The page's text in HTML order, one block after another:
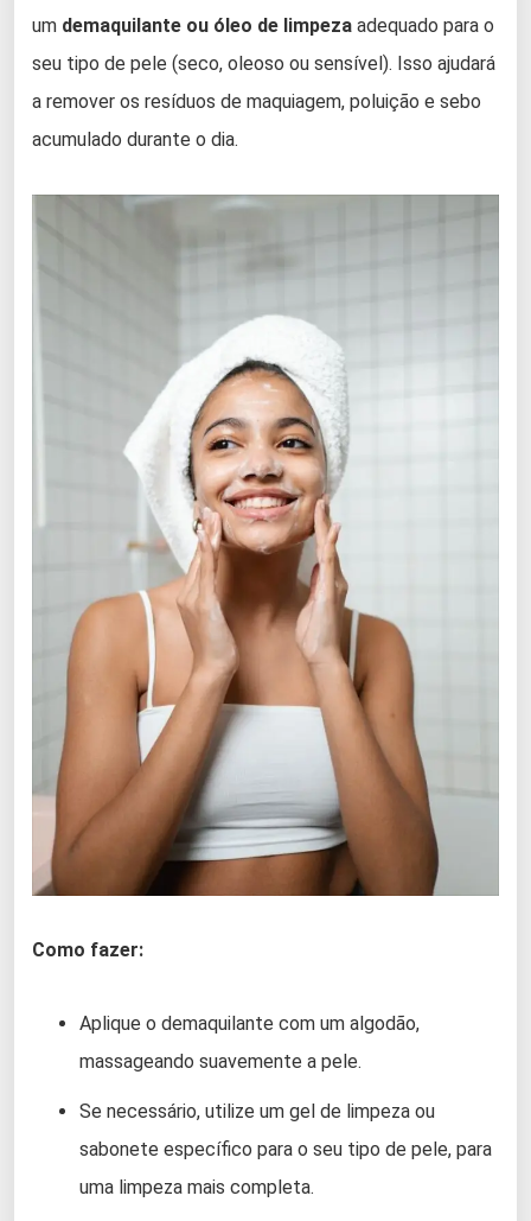
um demaquilante ou óleo de limpeza adequado para o
seu tipo de pele (seco, oleoso ou sensível). Isso ajudará
a remover os resíduos de maquiagem, poluição e sebo
acumulado durante o dia.
Como fazer:
Aplique o demaquilante com um algodão,
massageando suavemente a pele.
Se necessário, utilize um gel de limpeza ou
sabonete específico para o seu tipo de pele, para
uma limpeza mais completa.